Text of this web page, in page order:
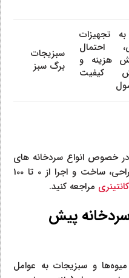
به تجهیزات
احتمال
هزینه و
کیفیت
سبزیجات
برگ سبز
خصوص انواع سردخانه های
پرتابل (قابل حمل) و کانتینری، طراحی، ساخت و اجرا از 0 تا 100
مراجعه کنید.
پیش
و سبزیجات به عوامل